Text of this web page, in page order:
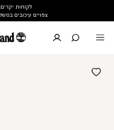
לקוחות
צפויים עיכובים